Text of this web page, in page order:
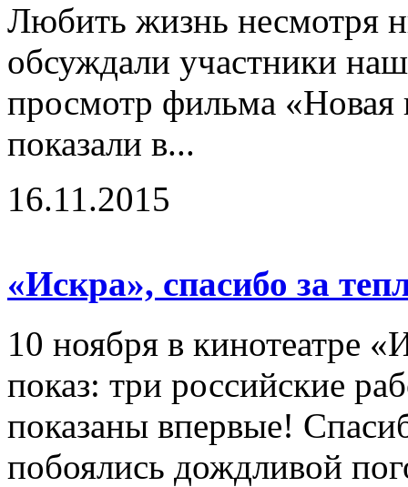
Любить жизнь несмотря
обсуждали участники
просмотр фильма «Новая
показали в...
16.11.2015
«Искра», спасибо за
10 ноября в кинотеатре
показ: три российские
показаны впервые!
побоялись дождливой